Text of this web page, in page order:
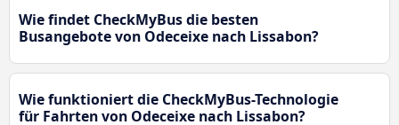
Wie findet CheckMyBus die besten
Busangebote von Odeceixe nach Lissabon?
Wie funktioniert die CheckMyBus-Technologie
für Fahrten von Odeceixe nach Lissabon?